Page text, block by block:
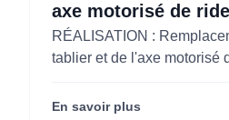
axe motorisé de
pour M'CHADAL
(95)
RÉALISATION :
tablier et de l'axe motorisé
Center) (95290).
En savoir plus